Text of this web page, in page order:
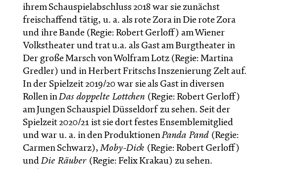
ihrem Schauspielabschluss 2018 war sie zunächst
freischaffend tätig, u. a. als rote Zora in Die rote Zora
und ihre Bande (Regie: Robert Gerloff) am Wiener
Volkstheater und trat u.a. als Gast am Burgtheater in
Der große Marsch von Wolfram Lotz (Regie: Martina
Gredler) und in Herbert Fritschs Inszenierung Zelt auf.
In der Spielzeit 2019/20 war sie als Gast in diversen
Rollen inDas doppelte Lottchen (Regie: Robert Gerloff)
am Jungen Schauspiel Düsseldorf zu sehen. Seit der
Spielzeit 2020/21 ist sie dort festes Ensemblemitglied
und war u. a. in den ProduktionenPanda Pand (Regie:
Carmen Schwarz),Moby-Dick (Regie: Robert Gerloff)
undDie Räuber (Regie: Felix Krakau) zu sehen.